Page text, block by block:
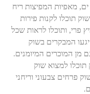
ים, מאפיות המפיצות ריח
תוכלו לקנות פירות
פרי, ותוכלו לראות שכל
המבקרים בשוק
המוכרים המיומנים.
למצוא שוק
פרחים צבעוני וריחני